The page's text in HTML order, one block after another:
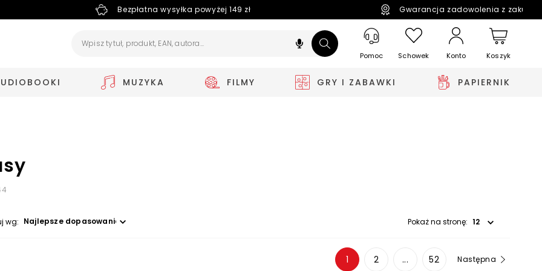
Bezpłatna wysyłka powyżej 149 zł Gwarancja zadowolenia z
Pomoc Schowek Konto Koszyk
MUZYKA FILMY GRY I ZABAWKI PAPIERNIK
wg: Pokaż na stronę:
1 2 ... 52 Następna